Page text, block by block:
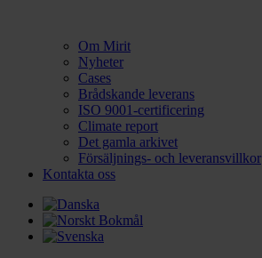
Om Mirit
Nyheter
Cases
Brådskande leverans
ISO 9001-certificering
Climate report
Det gamla arkivet
Försäljnings- och leveransvillkor
Kontakta oss